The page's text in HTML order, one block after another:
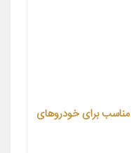
پروانه فن رادیاتور آب مدل L1308110 مناسب برای خودروهای